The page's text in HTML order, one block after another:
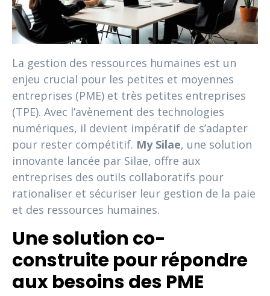
La gestion des ressources humaines est un
enjeu crucial pour les petites et moyennes
entreprises (PME) et très petites entreprises
(TPE). Avec l’avènement des technologies
numériques, il devient impératif de s’adapter
pour rester compétitif. My Silae, une solution
innovante lancée par Silae, offre aux
entreprises des outils collaboratifs pour
rationaliser et sécuriser leur gestion de la paie
et des ressources humaines.
Une solution co-
construite pour répondre
aux besoins des PME